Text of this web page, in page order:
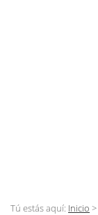
Tú estás aquí: Inicio >